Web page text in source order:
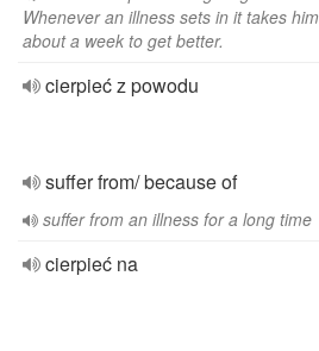
Whenever an illness sets in it takes him
about a week to get better.
cierpieć z powodu
suffer from/ because of
suffer from an illness for a long time
cierpieć na